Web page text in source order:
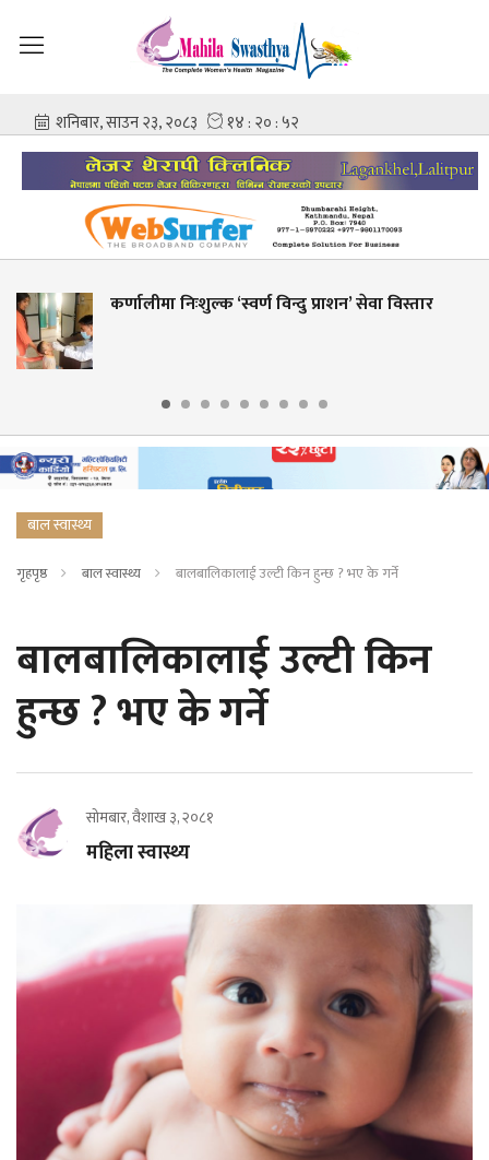
निःशुल्क ‘स्वर्ण विन्दु प्राशन’ सेवा विस्तार
बाल स्वास्थ्य
गृहपृष्ठ बाल स्वास्थ्य बालबालिकालाई उल्टी किन हुन्छ ? भए के गर्ने
बालबालिकालाई उल्टी किन
हुन्छ ? भए के गर्ने
सोमबार, वैशाख ३, २०८१
महिला स्वास्थ्य